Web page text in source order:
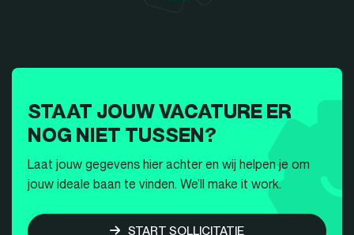
STAAT JOUW VACATURE ER
NOG NIET TUSSEN?
Laat jouw gegevens hier achter en wij helpen je om
jouw ideale baan te vinden. We’ll make it work.
START SOLLICITATIE